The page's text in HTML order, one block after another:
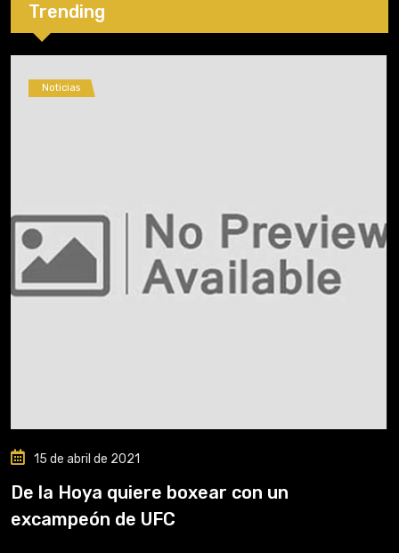
Trending
Noticias
15 de abril de 2021
De la Hoya quiere boxear con un
excampeón de UFC